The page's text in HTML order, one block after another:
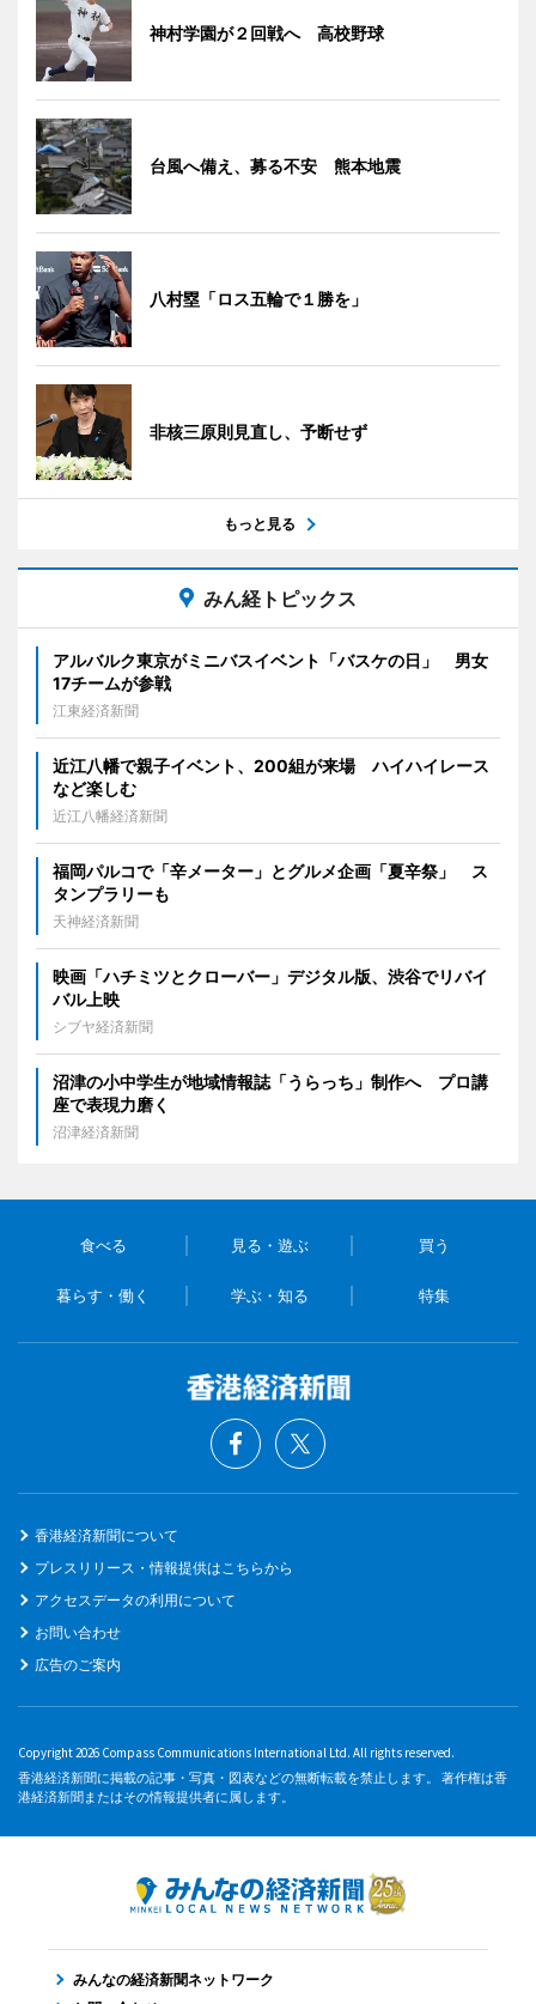
神村学園が２回戦へ 高校野球
台風へ備え、募る不安 熊本地震
八村塁「ロス五輪で１勝を」
非核三原則見直し、予断せず
もっと見る
みん経トピックス
アルバルク東京がミニバスイベント「バスケの日」 男女
17チームが参戦
江東経済新聞
近江八幡で親子イベント、200組が来場 ハイハイレース
など楽しむ
近江八幡経済新聞
福岡パルコで「辛メーター」とグルメ企画「夏辛祭」 ス
タンプラリーも
天神経済新聞
映画「ハチミツとクローバー」デジタル版、渋谷でリバイ
バル上映
シブヤ経済新聞
沼津の小中学生が地域情報誌「うらっち」制作へ プロ講
座で表現力磨く
沼津経済新聞
食べる 見る・遊ぶ 買う
暮らす・働く 学ぶ・知る 特集
香港経済新聞について
プレスリリース・情報提供はこちらから
アクセスデータの利用について
お問い合わせ
広告のご案内
Copyright 2026 Compass Communications International Ltd. All rights reserved.
香港経済新聞に掲載の記事・写真・図表などの無断転載を禁止します。 著作権は香
港経済新聞またはその情報提供者に属します。
みんなの経済新聞ネットワーク